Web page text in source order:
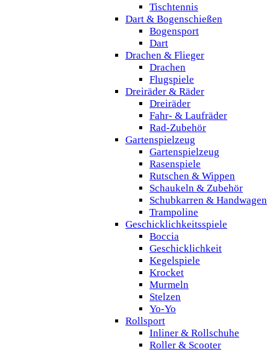
Tischtennis
Dart & Bogenschießen
Bogensport
Dart
Drachen & Flieger
Drachen
Flugspiele
Dreiräder & Räder
Dreiräder
Fahr- & Laufräder
Rad-Zubehör
Gartenspielzeug
Gartenspielzeug
Rasenspiele
Rutschen & Wippen
Schaukeln & Zubehör
Schubkarren & Handwagen
Trampoline
Geschicklichkeitsspiele
Boccia
Geschicklichkeit
Kegelspiele
Krocket
Murmeln
Stelzen
Yo-Yo
Rollsport
Inliner & Rollschuhe
Roller & Scooter